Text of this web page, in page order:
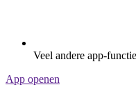
Veel andere app-
App openen